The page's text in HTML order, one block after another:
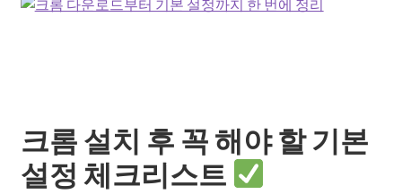
크롬 설치 후 꼭 해야 할 기본
설정 체크리스트